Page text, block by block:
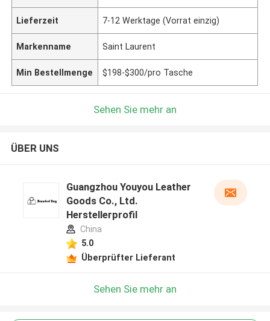
Lieferzeit 7-12 Werktage (Vorrat einzig)
Markenname Saint Laurent
Min Bestellmenge $198-$300/pro Tasche
Sehen Sie mehr an
ÜBER UNS
Guangzhou Youyou Leather
Goods Co., Ltd.
Herstellerprofil
China
5.0
Überprüfter Lieferant
Sehen Sie mehr an